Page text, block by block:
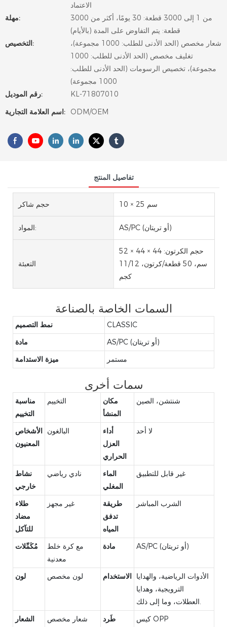
الاعتماد
مهلة:
من 1 إلى 3000 قطعة: 30 يومًا، أكثر من 3000
قطعة: يتم التفاوض على المدة (بالأيام)
التخصيص:
شعار مخصص (الحد الأدنى للطلب: 1000 مجموعة)،
تغليف مخصص (الحد الأدنى للطلب: 1000
مجموعة)، تخصيص الرسومات (الحد الأدنى للطلب:
1000 مجموعة)
رقم الموديل:
KL-71807010
اسم العلامة التجارية:
ODM/OEM
تفاصيل المنتج
حجم شاكر 10 × 25 سم
المواد: AS/PC (أو تريتان)
التعبئة
حجم الكرتون: 44 × 44 × 52
سم، 50 قطعة/كرتون، 11/12
كجم
السمات الخاصة بالصناعة
نمط التصميم
CLASSIC
مادة
AS/PC (أو تريتان)
ميزة الاستدامة
مستمر
سمات أخرى
مناسبة
التخييم
التخييم
مكان
المنشأ
شنتشن، الصين
الأشخاص
المعنيون
البالغون
أداء
العزل
الحراري
لا أحد
نشاط
خارجي
نادي رياضي
الماء
المغلي
غير قابل للتطبيق
طلاء
مضاد
للتآكل
غير مجهز
طريقة
تدفق
المياه
الشرب المباشر
مُكَمِّلات
مع كرة خلط
معدنية
مادة AS/PC (أو تريتان)
لون لون مخصص الاستخدام الأدوات الرياضية، والهدايا
الترويجية، وهدايا
العطلات، وما إلى ذلك.
الشعار
شعار مخصص طَرد كيس OPP